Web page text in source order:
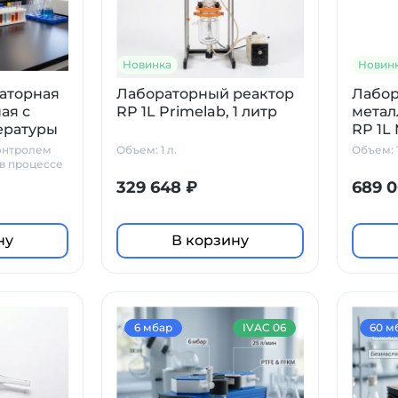
с
Т
процессе
Новинка
Лабораторный реактор
RP 1L Primelab, 1 литр
Объем: 1 л.
329 648 ₽
В корзину
RP
Объем:
689
6 мбар IVAC 06 60